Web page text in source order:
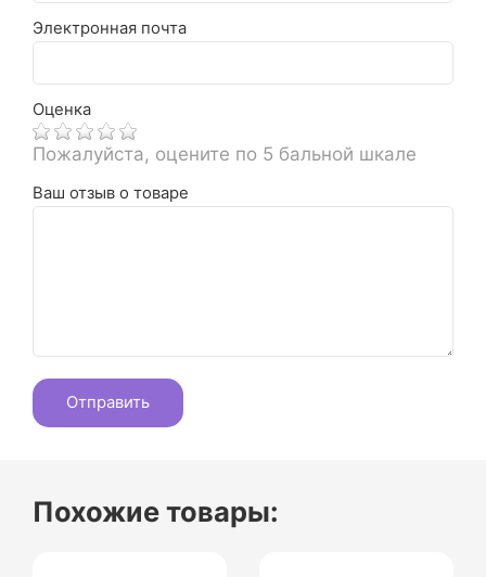
Электронная почта
Оценка
Пожалуйста, оцените по 5 бальной шкале
Ваш отзыв о товаре
Похожие товары: